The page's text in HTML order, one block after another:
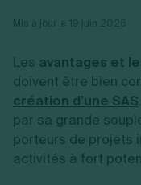
Commerce
Transport
Autres
Ressources
Simulateur de
Réduction de
Gérer son
Gestion
Approbation des
Dépôt de marque
Recherche
Conseil/finance
Vente en ligne
Services aux
Construction/
Restauration
Fiches SARL
Fiches SCI
Fiches auto-
Fiches association
Toutes les fiches
Autres
Les avantages et
doivent être bien
création d’une SAS
par sa grande
porteurs de projets
activités à fort